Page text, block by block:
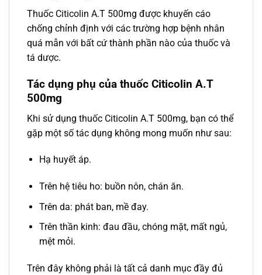
Thuốc Citicolin A.T 500mg được khuyến cáo
chống chỉnh định với các trường hợp bệnh nhân
quá mẫn với bất cứ thành phần nào của thuốc và
tá dược.
Tác dụng phụ của thuốc Citicolin A.T
500mg
Khi sử dụng thuốc Citicolin A.T 500mg, bạn có thể
gặp một số tác dụng không mong muốn như sau:
Hạ huyết áp.
Trên hệ tiêu ho: buồn nôn, chán ăn.
Trên da: phát ban, mề đay.
Trên thần kinh: đau đầu, chóng mặt, mất ngủ,
mệt mỏi.
Trên đây không phải là tất cả danh mục đầy đủ